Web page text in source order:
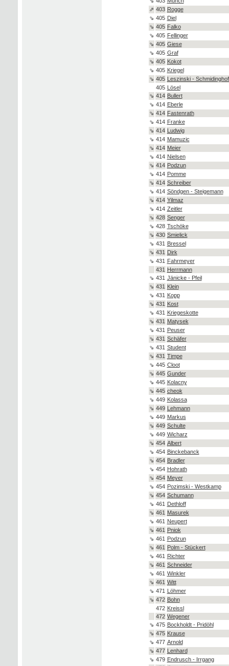
⇗ 403 Rogge
⇘ 405 Diel
⇘ 405 Falko
⇘ 405 Fellinger
⇘ 405 Giese
⇘ 405 Graf
⇘ 405 Kokot
⇘ 405 Kriegel
⇘ 405 Leszinski -
405 Lösel
⇘ 414 Bullert
⇘ 414 Eberle
⇘ 414 Fastenrath
⇘ 414 Franke
⇘ 414 Ludwig
⇘ 414 Mamuzic
⇘ 414 Meier
⇘ 414 Nielsen
⇘ 414 Podzun
⇘ 414 Pomme
⇘ 414 Schreiber
⇘ 414 Söndgen - Steigemann
⇘ 414 Yilmaz
⇘ 414 Zeitler
⇘ 428 Senger
⇘ 428 Tschöke
⇘ 430 Smielick
⇘ 431 Bressel
⇘ 431 Dirk
⇘ 431 Fahrmeyer
431 Herrmann
⇘ 431 Jänicke - Pfeil
⇘ 431 Klein
⇘ 431 Kopp
⇘ 431 Kost
⇘ 431 Kriegeskotte
⇘ 431 Matysek
⇘ 431 Peuser
⇘ 431 Schäfer
⇘ 431 Student
⇘ 431 Timpe
⇘ 445 Cloot
⇘ 445 Gunder
⇘ 445 Kolacny
⇘ 445 cheok
⇘ 449 Kolassa
⇘ 449 Lehmann
⇘ 449 Markus
⇘ 449 Schulte
⇘ 449 Wicharz
⇘ 454 Albert
⇘ 454 Binckebanck
⇘ 454 Bradler
⇘ 454 Hohrath
⇘ 454 Meyer
⇘ 454 Pozimski - Westkamp
⇘ 454 Schumann
⇘ 461 Dethloff
⇘ 461 Masurek
⇘ 461 Neupert
⇘ 461 Pniok
⇘ 461 Podzun
⇘ 461 Polm - Stückert
⇘ 461 Richter
⇘ 461 Schneider
⇘ 461 Winkler
⇘ 461 Witt
⇘ 471 Löhmer
⇘ 472 Bohn
472 Kreissl
472 Wegener
⇘ 475 Bockholdt - Pridöhl
⇘ 475 Krause
⇘ 477 Arnold
⇘ 477 Lenhard
⇘ 479 Endrusch - Irrgang